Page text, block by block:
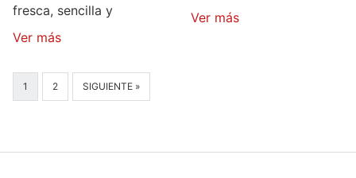
fresca, sencilla y
Ver más
Ver más
1 2 SIGUIENTE »